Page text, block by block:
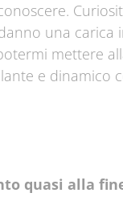
una carica
mettere
e dinamico
quasi alla